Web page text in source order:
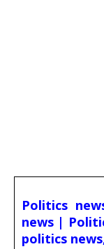
Politics
news |
politics